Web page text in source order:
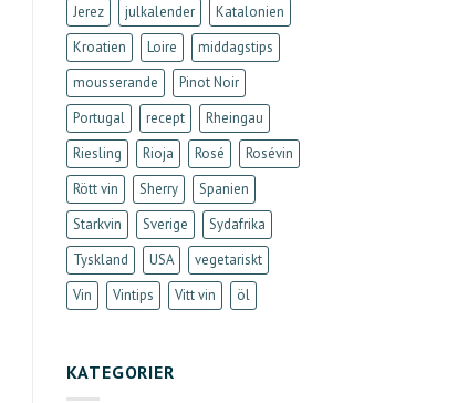
Jerez
julkalender
Katalonien
Kroatien
Loire
middagstips
mousserande
Pinot Noir
Portugal
recept
Rheingau
Riesling
Rioja Rosé
Rosévin
Rött vin
Sherry
Spanien
Starkvin
Sverige
Sydafrika
Tyskland
USA
vegetariskt
Vin
Vintips Vitt vin öl
KATEGORIER